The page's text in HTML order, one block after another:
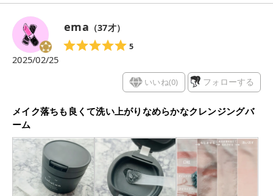
く、 うるおいもきちんと残してくれてて 好きな心地よさ。 落
として肌を整えてくれることで 明るい印象の肌に近づいた気が
するな★ バームのとろけ具合がすごい！！ 手に取ると体温
ですぐにとろけて、メルティな質感に。 すごくやわらかくて肌
にもしっかり密着してくれて やさしくなでるだけでも、 メイク
オフしてくれるから 摩擦や刺激も減らすことができちゃう。 時
短でできる点は、働く女性にとっても、 育児に奮闘中のママに
チ式なのもおすすめ。 わざわざ両手でしなくてもいいのは、す
ごく便利！ スパチュラもフタの凸部分に 収納することができる
のも嬉しい。 毛穴の黒ずみ、角栓、ざらつきが 気になる方
は特におすすめ★ 毛穴対策してる方必見の クレンジングバーム
だと思うな！ ＊1 皮膚コンディショニング成分 ＊2 皮膚
コンディショニング成分 プロテアーゼ、リパーゼ ※ 炭、W酵
素配合のバームで洗浄すること
ema （37才）
5
2025/02/25
いいね(0) フォローする
メイク落ちも良くて洗い上がりなめらかなクレンジングバ
ーム